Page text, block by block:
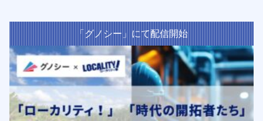
「グノシー」にて配信開始